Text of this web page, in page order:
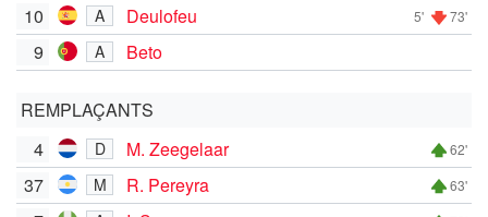
10 A Deulofeu 5' 73'
9 A Beto
REMPLAÇANTS
4
D M. Zeegelaar 62'
37 M R. Pereyra 63'